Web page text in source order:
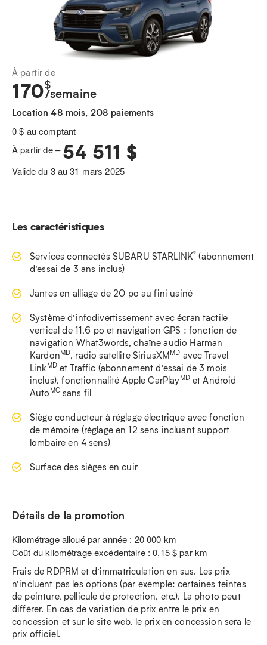
À partir de
170$
/semaine
Location 48 mois, 208 paiements
0 $ au comptant
À partir de –54 511 $
Valide du 3 au 31 mars 2025
Les caractéristiques
Services connectés SUBARU STARLINK® (abonnement
d’essai de 3 ans inclus)
Jantes en alliage de 20 po au fini usiné
Système d’infodivertissement avec écran tactile
vertical de 11,6 po et navigation GPS : fonction de
navigation What3words, chaîne audio Harman
KardonMD, radio satellite SiriusXMMD avec Travel
Link MDet Traffic (abonnement d’essai de 3 mois
inclus), fonctionnalité Apple CarPlayMDet Android
Auto MCsans fil
Siège conducteur à réglage électrique avec fonction
de mémoire (réglage en 12 sens incluant support
lombaire en 4 sens)
Surface des sièges en cuir
Détails de la promotion
Kilométrage alloué par année : 20 000 km
Coût du kilométrage excédentaire : 0,15 $ par km
Frais de RDPRM et d’immatriculation en sus. Les prix
n’incluent pas les options (par exemple: certaines teintes
de peinture, pellicule de protection, etc.). La photo peut
différer. En cas de variation de prix entre le prix en
concession et sur le site web, le prix en concession sera le
prix officiel.